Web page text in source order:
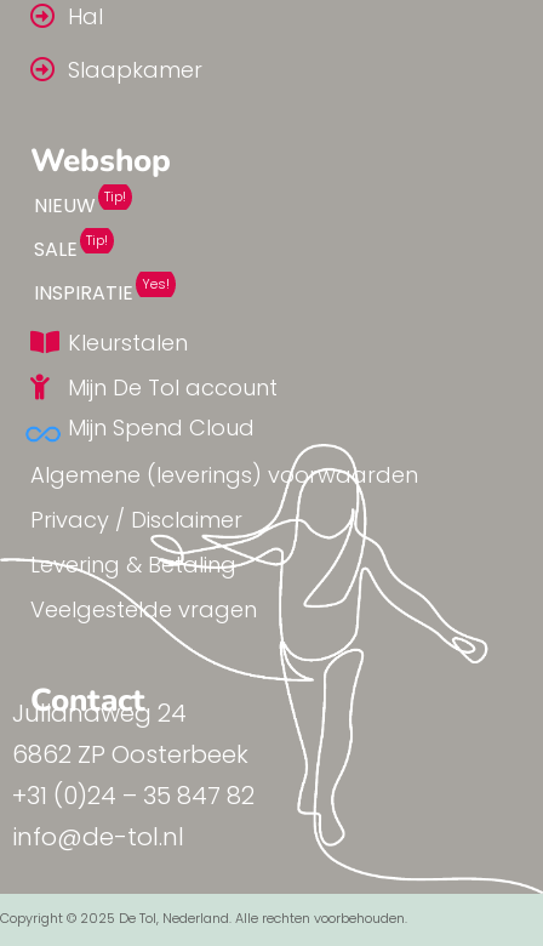
Contact
Julianaweg 24
6862 ZP Oosterbeek
+31 (0)24 – 35 847 82
info@de-tol.nl
Webshop
NIEUW Tip!
SALE Tip!
INSPIRATIE Yes!
Kleurstalen
Mijn De Tol account
Mijn Spend Cloud
Algemene (leverings) voorwaarden
Privacy / Disclaimer
Levering & Betaling
Veelgestelde vragen
Hal
Slaapkamer
Copyright © 2025 De Tol, Nederland. Alle rechten voorbehouden.